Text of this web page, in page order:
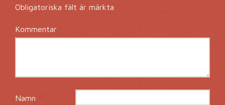
Obligatoriska fält är märkta*
Kommentar*
Namn *